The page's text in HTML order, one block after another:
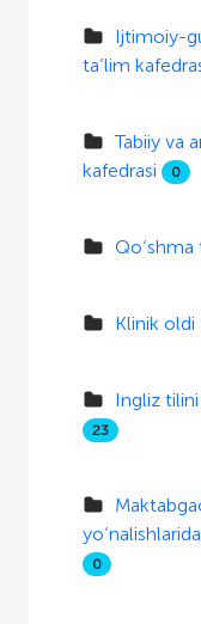
Ijtimoiy-
ta’lim
Tabiiy va
kafedrasi
0
Qo‘shma
Klinik oldi
Ingliz
23
0